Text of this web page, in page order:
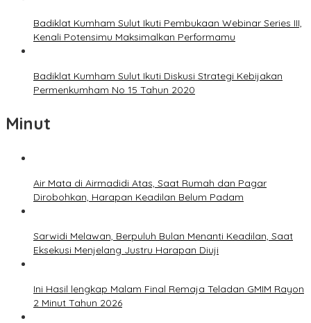
Badiklat Kumham Sulut Ikuti Pembukaan Webinar Series III,
Kenali Potensimu Maksimalkan Performamu
Badiklat Kumham Sulut Ikuti Diskusi Strategi Kebijakan
Permenkumham No 15 Tahun 2020
Minut
Air Mata di Airmadidi Atas, Saat Rumah dan Pagar
Dirobohkan, Harapan Keadilan Belum Padam
Sarwidi Melawan, Berpuluh Bulan Menanti Keadilan, Saat
Eksekusi Menjelang Justru Harapan Diuji
Ini Hasil lengkap Malam Final Remaja Teladan GMIM Rayon
2 Minut Tahun 2026